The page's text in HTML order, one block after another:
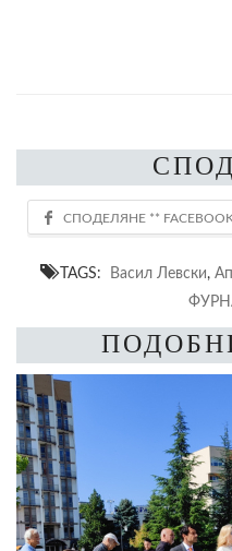
TAGS: Васил Левски,